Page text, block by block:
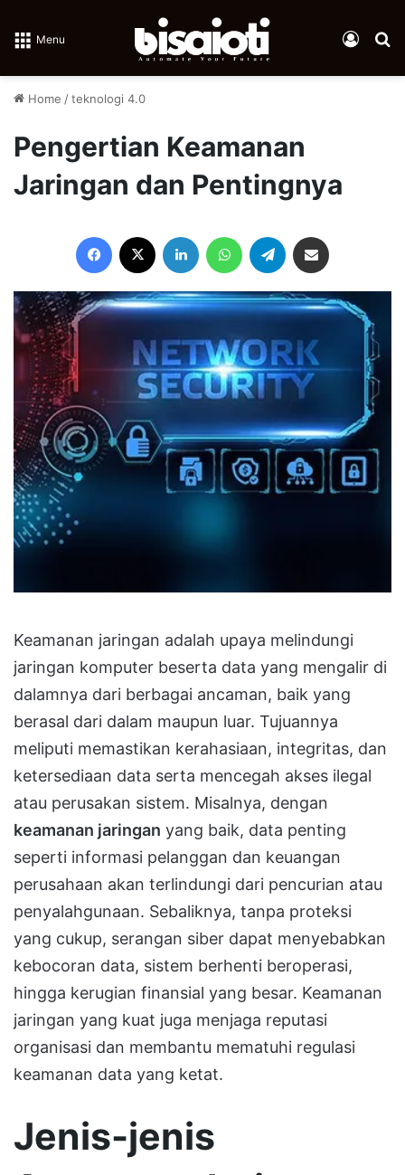
Menu Log In
Home /teknologi 4.0
Pengertian Keamanan
Jaringan dan Pentingnya
Facebook LinkedIn WhatsAppTelegram
Keamanan jaringan adalah upaya melindungi
jaringan komputer beserta data yang mengalir di
dalamnya dari berbagai ancaman, baik yang
berasal dari dalam maupun luar. Tujuannya
meliputi memastikan kerahasiaan, integritas, dan
ketersediaan data serta mencegah akses ilegal
atau perusakan sistem. Misalnya, dengan
keamanan jaringan yang baik, data penting
seperti informasi pelanggan dan keuangan
perusahaan akan terlindungi dari pencurian atau
penyalahgunaan. Sebaliknya, tanpa proteksi
yang cukup, serangan siber dapat menyebabkan
kebocoran data, sistem berhenti beroperasi,
hingga kerugian finansial yang besar. Keamanan
jaringan yang kuat juga menjaga reputasi
organisasi dan membantu mematuhi regulasi
keamanan data yang ketat.
Jenis-jenis